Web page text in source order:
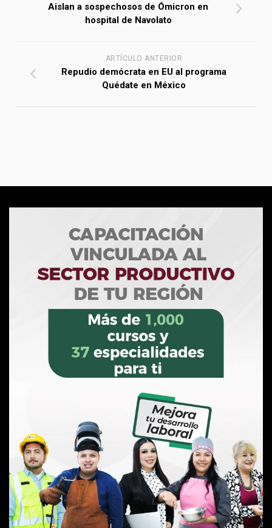
Aislan a sospechosos de Ómicron en
hospital de Navolato
ARTÍCULO ANTERIOR
Repudio demócrata en EU al programa
Quédate en México